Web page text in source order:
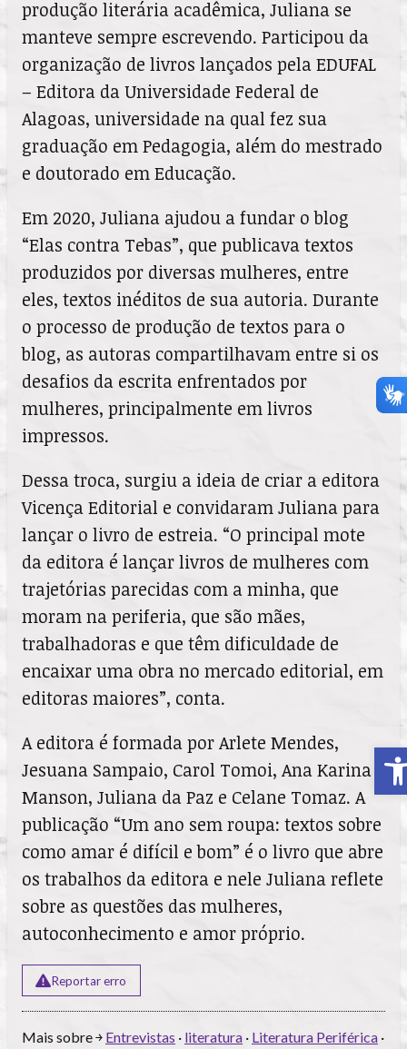
produção literária acadêmica, Juliana se
manteve sempre escrevendo. Participou da
organização de livros lançados pela EDUFAL
– Editora da Universidade Federal de
Alagoas, universidade na qual fez sua
graduação em Pedagogia, além do mestrado
e doutorado em Educação.
Em 2020, Juliana ajudou a fundar o blog
“Elas contra Tebas”, que publicava textos
produzidos por diversas mulheres, entre
eles, textos inéditos de sua autoria. Durante
o processo de produção de textos para o
blog, as autoras compartilhavam entre si os
desafios da escrita enfrentados por
mulheres, principalmente em livros
impressos.
Dessa troca, surgiu a ideia de criar a editora
Vicença Editorial e convidaram Juliana para
lançar o livro de estreia. “O principal mote
da editora é lançar livros de mulheres com
trajetórias parecidas com a minha, que
moram na periferia, que são mães,
trabalhadoras e que têm dificuldade de
encaixar uma obra no mercado editorial, em
editoras maiores”, conta.
A editora é formada por Arlete Mendes,
Jesuana Sampaio, Carol Tomoi, Ana Karina
Manson, Juliana da Paz e Celane Tomaz. A
publicação “Um ano sem roupa: textos sobre
como amar é difícil e bom” é o livro que abre
os trabalhos da editora e nele Juliana reflete
sobre as questões das mulheres,
autoconhecimento e amor próprio.
Reportar erro
Mais sobre ￫ Entrevistas · literatura · Literatura Periférica ·